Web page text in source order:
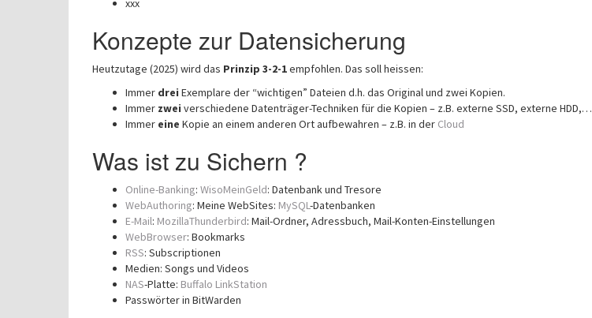
xxx
Konzepte zur Datensicherung
Heutzutage (2025) wird das Prinzip 3-2-1empfohlen. Das soll heissen:
Immer drei Exemplare der “wichtigen” Dateien d.h. das Original und zwei Kopien.
Immer zwei verschiedene Datenträger-Techniken für die Kopien – z.B. externe SSD, externe HDD,…
Immer eine Kopie an einem anderen Ort aufbewahren – z.B. in der Cloud
Was ist zu Sichern ?
Online-Banking: WisoMeinGeld: Datenbank und Tresore
WebAuthoring: Meine WebSites: MySQL-Datenbanken
E-Mail: MozillaThunderbird: Mail-Ordner, Adressbuch, Mail-Konten-Einstellungen
WebBrowser: Bookmarks
RSS: Subscriptionen
Medien: Songs und Videos
NAS-Platte: Buffalo LinkStation
Passwörter in BitWarden